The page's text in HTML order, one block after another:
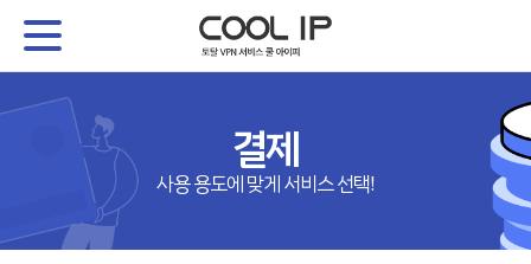
결제
사용 용도에 맞게 서비스 선택!